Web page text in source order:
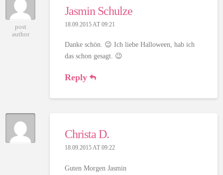
post
author
Jasmin Schulze
18.09.2015 AT 09:21
Danke schön. 😉 Ich liebe Halloween, hab ich
das schon gesagt. 😉
Reply
Christa D.
18.09.2015 AT 09:22
Guten Morgen Jasmin